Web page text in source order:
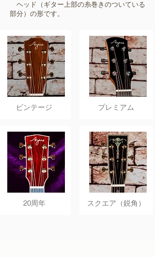
ヘッド（ギター上部の糸巻きのついている
部分）の形です。
ビンテージ
20周年
​プレミアム
スクエア（鋭角）